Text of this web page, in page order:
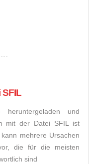
SFIL
und
mit der Datei SFIL ist
mehrere Ursachen
die für die meisten
sind